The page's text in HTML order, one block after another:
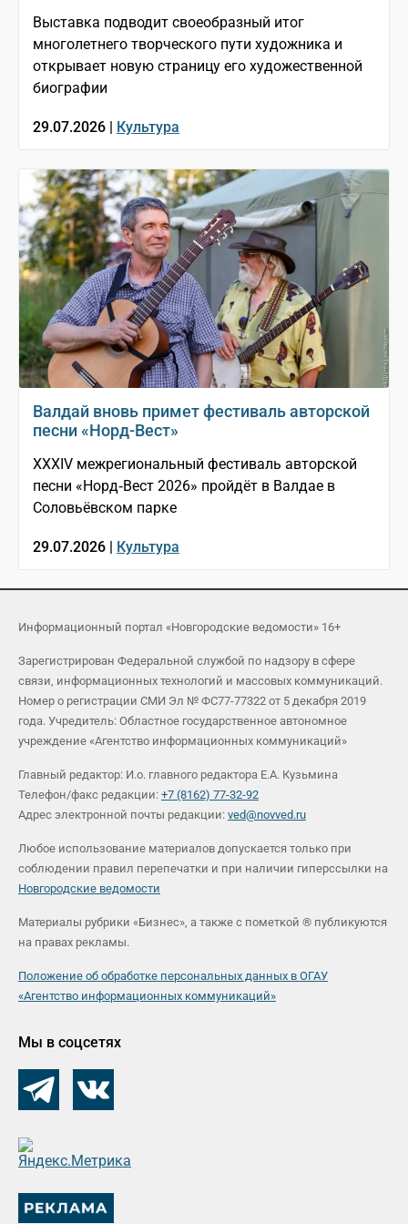
Выставка подводит своеобразный итог
многолетнего творческого пути художника и
открывает новую страницу его художественной
биографии
29.07.2026 | Культура
Валдай вновь примет фестиваль авторской
песни «Норд-Вест»
XXXIV межрегиональный фестиваль авторской
песни «Норд‑Вест 2026» пройдёт в Валдае в
Соловьёвском парке
29.07.2026 | Культура
Информационный портал «Новгородские ведомости» 16+
Зарегистрирован Федеральной службой по надзору в сфере
связи, информационных технологий и массовых коммуникаций.
Номер о регистрации СМИ Эл № ФС77-77322 от 5 декабря 2019
года. Учредитель: Областное государственное автономное
учреждение «Агентство информационных коммуникаций»
Главный редактор: И.о. главного редактора Е.А. Кузьмина
Телефон/факс редакции: +7 (8162) 77-32-92
Адрес электронной почты редакции: ved@novved.ru
Любое использование материалов допускается только при
соблюдении правил перепечатки и при наличии гиперссылки на
Новгородские ведомости
Материалы рубрики «Бизнес», а также с пометкой ® публикуются
на правах рекламы.
Положение об обработке персональных данных в ОГАУ
«Агентство информационных коммуникаций»
Мы в соцсетях